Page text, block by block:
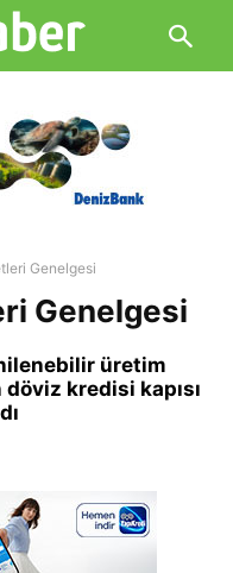
Genelgesi
Genelgesi
üretim
kredisi kapısı